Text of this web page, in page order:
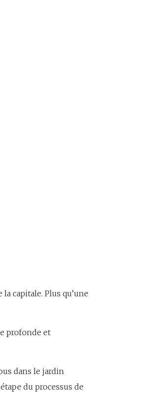
capitale. Plus qu’une
profonde et
dans le jardin
du processus de